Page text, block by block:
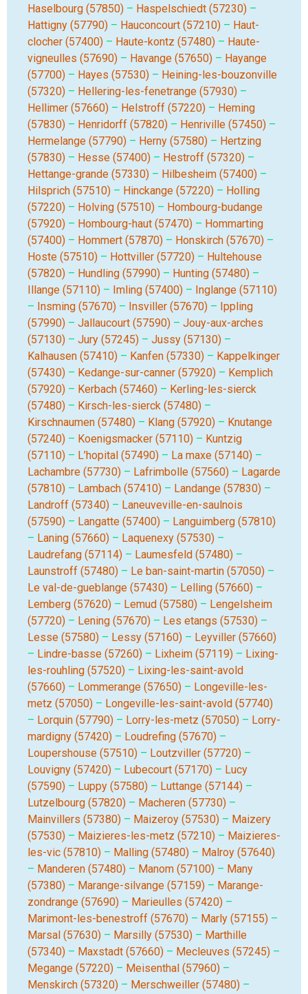
Haselbourg (57850) – Haspelschiedt (57230) –
Hattigny (57790) – Hauconcourt (57210) – Haut-
clocher (57400) – Haute-kontz (57480) – Haute-
vigneulles (57690) – Havange (57650) – Hayange
(57700) – Hayes (57530) – Heining-les-bouzonville
(57320) – Hellering-les-fenetrange (57930) –
Hellimer (57660) – Helstroff (57220) – Heming
(57830) – Henridorff (57820) – Henriville (57450) –
Hermelange (57790) – Herny (57580) – Hertzing
(57830) – Hesse (57400) – Hestroff (57320) –
Hettange-grande (57330) – Hilbesheim (57400) –
Hilsprich (57510) – Hinckange (57220) – Holling
(57220) – Holving (57510) – Hombourg-budange
(57920) – Hombourg-haut (57470) – Hommarting
(57400) – Hommert (57870) – Honskirch (57670) –
Hoste (57510) – Hottviller (57720) – Hultehouse
(57820) – Hundling (57990) – Hunting (57480) –
Illange (57110) – Imling (57400) – Inglange (57110)
– Insming (57670) – Insviller (57670) – Ippling
(57990) – Jallaucourt (57590) – Jouy-aux-arches
(57130) – Jury (57245) – Jussy (57130) –
Kalhausen (57410) – Kanfen (57330) – Kappelkinger
(57430) – Kedange-sur-canner (57920) – Kemplich
(57920) – Kerbach (57460) – Kerling-les-sierck
(57480) – Kirsch-les-sierck (57480) –
Kirschnaumen (57480) – Klang (57920) – Knutange
(57240) – Koenigsmacker (57110) – Kuntzig
(57110) – L’hopital (57490) – La maxe (57140) –
Lachambre (57730) – Lafrimbolle (57560) – Lagarde
(57810) – Lambach (57410) – Landange (57830) –
Landroff (57340) – Laneuveville-en-saulnois
(57590) – Langatte (57400) – Languimberg (57810)
– Laning (57660) – Laquenexy (57530) –
Laudrefang (57114) – Laumesfeld (57480) –
Launstroff (57480) – Le ban-saint-martin (57050) –
Le val-de-gueblange (57430) – Lelling (57660) –
Lemberg (57620) – Lemud (57580) – Lengelsheim
(57720) – Lening (57670) – Les etangs (57530) –
Lesse (57580) – Lessy (57160) – Leyviller (57660)
– Lindre-basse (57260) – Lixheim (57119) – Lixing-
les-rouhling (57520) – Lixing-les-saint-avold
(57660) – Lommerange (57650) – Longeville-les-
metz (57050) – Longeville-les-saint-avold (57740)
– Lorquin (57790) – Lorry-les-metz (57050) – Lorry-
mardigny (57420) – Loudrefing (57670) –
Loupershouse (57510) – Loutzviller (57720) –
Louvigny (57420) – Lubecourt (57170) – Lucy
(57590) – Luppy (57580) – Luttange (57144) –
Lutzelbourg (57820) – Macheren (57730) –
Mainvillers (57380) – Maizeroy (57530) – Maizery
(57530) – Maizieres-les-metz (57210) – Maizieres-
les-vic (57810) – Malling (57480) – Malroy (57640)
– Manderen (57480) – Manom (57100) – Many
(57380) – Marange-silvange (57159) – Marange-
zondrange (57690) – Marieulles (57420) –
Marimont-les-benestroff (57670) – Marly (57155) –
Marsal (57630) – Marsilly (57530) – Marthille
(57340) – Maxstadt (57660) – Mecleuves (57245) –
Megange (57220) – Meisenthal (57960) –
Menskirch (57320) – Merschweiller (57480) –